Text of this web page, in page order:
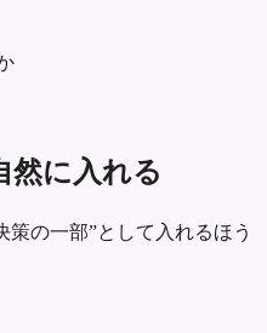
然に入れる
策の一部”として入れるほう